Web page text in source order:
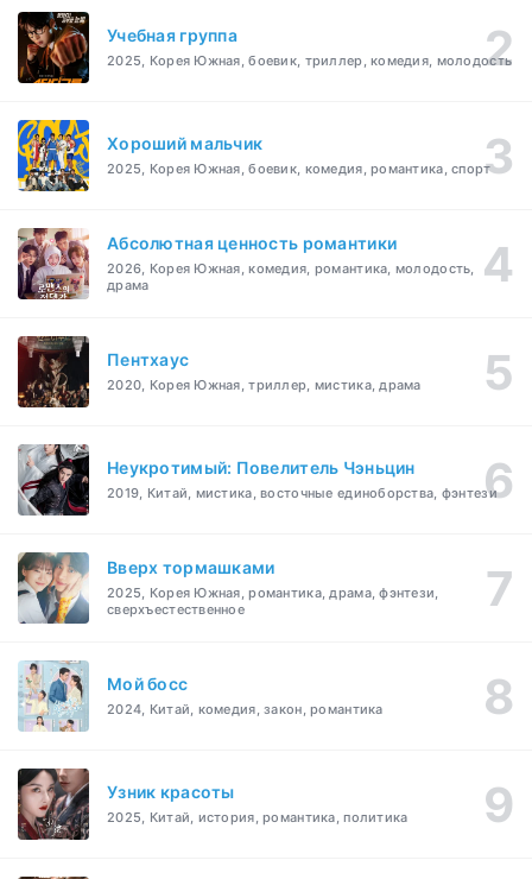
Учебная группа
2025, Корея Южная, боевик, триллер, комедия, молодость
Хороший мальчик
2025, Корея Южная, боевик, комедия, романтика, спорт
Абсолютная ценность романтики
2026, Корея Южная, комедия, романтика, молодость,
драма
Пентхаус
2020, Корея Южная, триллер, мистика, драма
Неукротимый: Повелитель Чэньцин
2019, Китай, мистика, восточные единоборства, фэнтези
Вверх тормашками
2025, Корея Южная, романтика, драма, фэнтези,
сверхъестественное
Мой босс
2024, Китай, комедия, закон, романтика
Узник красоты
2025, Китай, история, романтика, политика